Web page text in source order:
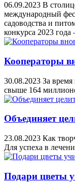
06.09.2023 В
международный
садоводства и
конкурса 2023 года
Кооператоры
30.08.2023 За
свыше 164
Объединяет
23.08.2023 Как
Для успеха в
Подари цветы